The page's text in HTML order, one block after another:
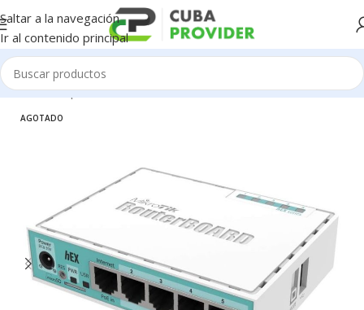
Saltar a la navegación
Ir al contenido principal
Inicio/Componentes de PC/Redes / WiFi / 4G
AGOTADO